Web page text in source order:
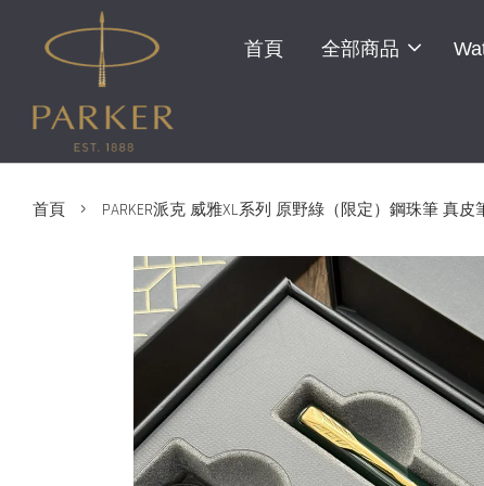
首頁 全部商品
首頁 › PARKER派克 威雅XL系列 原野綠（限定）鋼珠筆 真皮